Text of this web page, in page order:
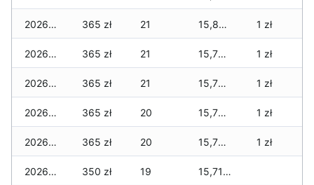
2026-02-02 365 zł 21 15,850 zł 1 zł
2026-02-01 365 zł 21 15,770 zł 1 zł
2026-01-31 365 zł 21 15,770 zł 1 zł
2026-01-30 365 zł 20 15,730 zł 1 zł
2026-01-29 365 zł 20 15,730 zł 1 zł
2026-01-28 350 zł 19 15,715 zł